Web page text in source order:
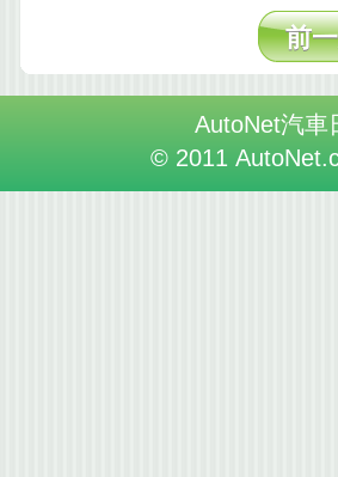
前
AutoNet汽車
© 2011